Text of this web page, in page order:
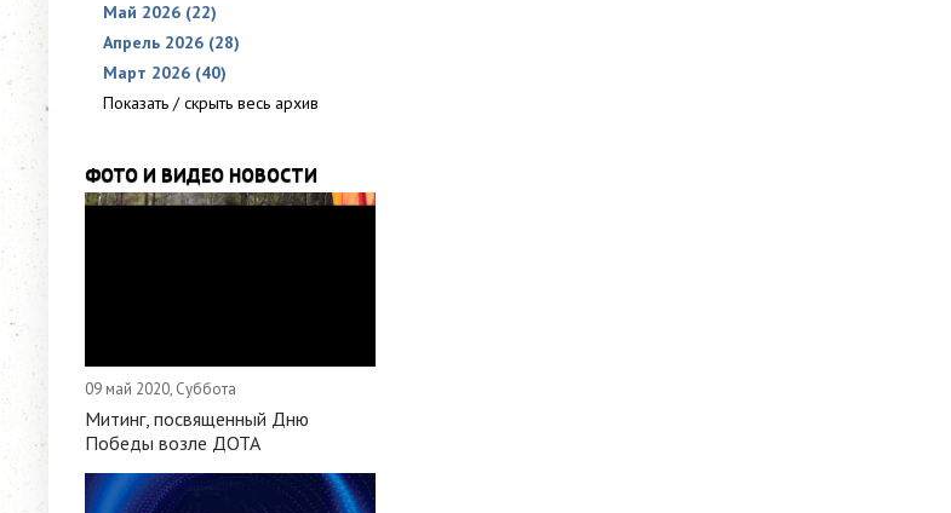
Май 2026 (22)
Апрель 2026 (28)
Март 2026 (40)
Показать / скрыть весь архив
ФОТО И ВИДЕО НОВОСТИ
09 май 2020, Суббота
Митинг, посвященный Дню
Победы возле ДОТА